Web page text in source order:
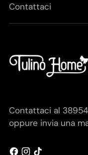
Contattaci
Contattaci al
oppure invia una